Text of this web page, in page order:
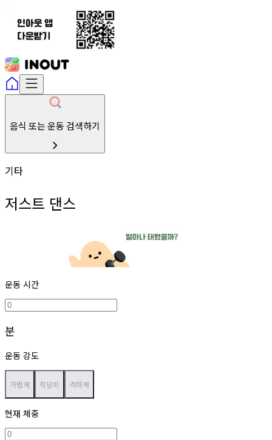
음식 또는 운동 검색하기
기타
저스트 댄스
운동 시간
분
운동 강도
가볍게 적당히 격하게
현재 체중